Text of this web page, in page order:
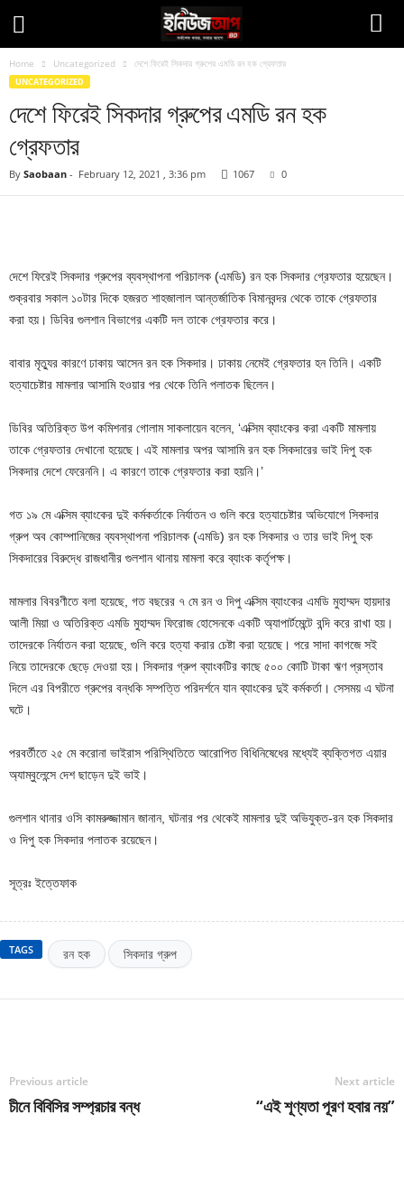
Home Uncategorized দেশে ফিরেই সিকদার গ্রুপের এমডি রন হক গ্রেফতার
UNCATEGORIZED
দেশে ফিরেই সিকদার গ্রুপের এমডি রন হক
গ্রেফতার
By Saobaan - February 12, 2021 , 3:36 pm 1067 0
দেশে ফিরেই সিকদার গ্রুপের ব্যবস্থাপনা পরিচালক (এমডি) রন হক সিকদার গ্রেফতার হয়েছেন।
শুক্রবার সকাল ১০টার দিকে হজরত শাহজালাল আন্তর্জাতিক বিমানবন্দর থেকে তাকে গ্রেফতার
করা হয়। ডিবির গুলশান বিভাগের একটি দল তাকে গ্রেফতার করে।
বাবার মৃত্যুর কারণে ঢাকায় আসেন রন হক সিকদার। ঢাকায় নেমেই গ্রেফতার হন তিনি। একটি
হত্যাচেষ্টার মামলার আসামি হওয়ার পর থেকে তিনি পলাতক ছিলেন।
ডিবির অতিরিক্ত উপ কমিশনার গোলাম সাকলায়েন বলেন, ‘এক্সিম ব্যাংকের করা একটি মামলায়
তাকে গ্রেফতার দেখানো হয়েছে। এই মামলার অপর আসামি রন হক সিকদারের ভাই দিপু হক
সিকদার দেশে ফেরেননি। এ কারণে তাকে গ্রেফতার করা হয়নি।’
গত ১৯ মে এক্সিম ব্যাংকের দুই কর্মকর্তাকে নির্যাতন ও গুলি করে হত্যাচেষ্টার অভিযোগে সিকদার
গ্রুপ অব কোম্পানিজের ব্যবস্থাপনা পরিচালক (এমডি) রন হক সিকদার ও তার ভাই দিপু হক
সিকদারের বিরুদ্ধে রাজধানীর গুলশান থানায় মামলা করে ব্যাংক কর্তৃপক্ষ।
মামলার বিবরণীতে বলা হয়েছে, গত বছরের ৭ মে রন ও দিপু এক্সিম ব্যাংকের এমডি মুহাম্মদ হায়দার
আলী মিয়া ও অতিরিক্ত এমডি মুহাম্মদ ফিরোজ হোসেনকে একটি অ্যাপার্টমেন্টে বন্দি করে রাখা হয়।
তাদেরকে নির্যাতন করা হয়েছে, গুলি করে হত্যা করার চেষ্টা করা হয়েছে। পরে সাদা কাগজে সই
নিয়ে তাদেরকে ছেড়ে দেওয়া হয়। সিকদার গ্রুপ ব্যাংকটির কাছে ৫০০ কোটি টাকা ঋণ প্রস্তাব
দিলে এর বিপরীতে গ্রুপের বন্ধকি সম্পত্তি পরিদর্শনে যান ব্যাংকের দুই কর্মকর্তা। সেসময় এ ঘটনা
ঘটে।
পরবর্তীতে ২৫ মে করোনা ভাইরাস পরিস্থিতিতে আরোপিত বিধিনিষেধের মধ্যেই ব্যক্তিগত এয়ার
অ্যাম্বুলেন্সে দেশ ছাড়েন দুই ভাই।
গুলশান থানার ওসি কামরুজ্জামান জানান, ঘটনার পর থেকেই মামলার দুই অভিযুক্ত-রন হক সিকদার
ও দিপু হক সিকদার পলাতক রয়েছেন।
সূত্রঃ ইত্তেফাক
TAGS রন হক সিকদার গ্রুপ
Previous article
চীনে বিবিসির সম্প্রচার বন্ধ
Next article
“এই শূণ্যতা পূরণ হবার নয়”